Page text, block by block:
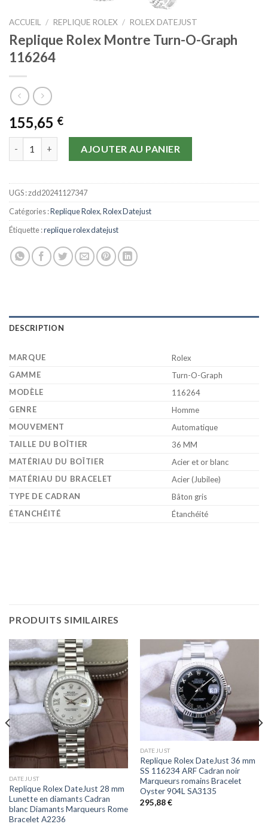
ACCUEIL / REPLIQUE ROLEX / ROLEX DATEJUST
Replique Rolex Montre Turn-O-Graph
116264
155,65 €
AJOUTER AU PANIER
UGS :zdd20241127347
Catégories :Replique Rolex,Rolex Datejust
Étiquette :replique rolex datejust
DESCRIPTION
MARQUE
Rolex
GAMME
Turn-O-Graph
MODÈLE
116264
GENRE
Homme
MOUVEMENT
Automatique
TAILLE DU BOÎTIER
36 MM
MATÉRIAU DU BOÎTIER
Acier et or blanc
MATÉRIAU DU BRACELET
Acier (Jubilee)
TYPE DE CADRAN
Bâton gris
ÉTANCHÉITÉ
Étanchéité
PRODUITS SIMILAIRES
DATEJUST
Replique Rolex DateJust 28 mm
Lunette en diamants Cadran
blanc Diamants Marqueurs Rome
Bracelet A2236
DATEJUST
Replique Rolex DateJust 36 mm
SS 116234 ARF Cadran noir
Marqueurs romains Bracelet
Oyster 904L SA3135
295,88€